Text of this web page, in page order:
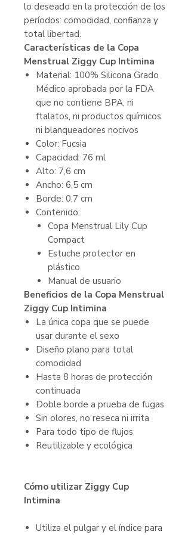
lo deseado en la protección de los
períodos: comodidad, confianza y
total libertad.
Características de la Copa
Menstrual Ziggy Cup Intimina
Material: 100% Silicona Grado
Médico aprobada por la FDA
que no contiene BPA, ni
ftalatos, ni productos químicos
ni blanqueadores nocivos
Color: Fucsia
Capacidad: 76 ml
Alto: 7,6 cm
Ancho: 6,5 cm
Borde: 0,7 cm
Contenido:
Copa Menstrual Lily Cup
Compact
Estuche protector en
plástico
Manual de usuario
Beneficios de la Copa Menstrual
Ziggy Cup Intimina
La única copa que se puede
usar durante el sexo
Diseño plano para total
comodidad
Hasta 8 horas de protección
continuada
Doble borde a prueba de fugas
Sin olores, no reseca ni irrita
Para todo tipo de flujos
Reutilizable y ecológica
Cómo utilizar Ziggy Cup
Intimina
Utiliza el pulgar y el índice para